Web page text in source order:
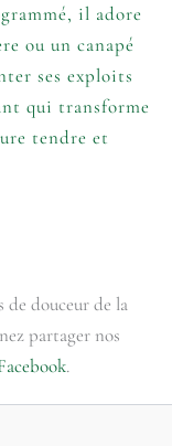
il adore
ou un canapé
ses exploits
qui transforme
tendre et
de douceur de la
partager nos
.